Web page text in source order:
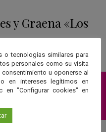
y Graena «Los
Newsletter
o tecnologías similares para
personales como su visita
u oponerse al
en intereses legítimos en
en "Configurar cookies" en